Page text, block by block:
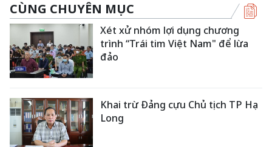
CÙNG CHUYÊN MỤC
Xét xử nhóm lợi dụng chương
trình “Trái tim Việt Nam" để lừa
đảo
Khai trừ Đảng cựu Chủ tịch TP Hạ
Long